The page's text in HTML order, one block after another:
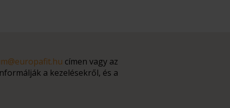
címen vagy az
a kezelésekről, és a